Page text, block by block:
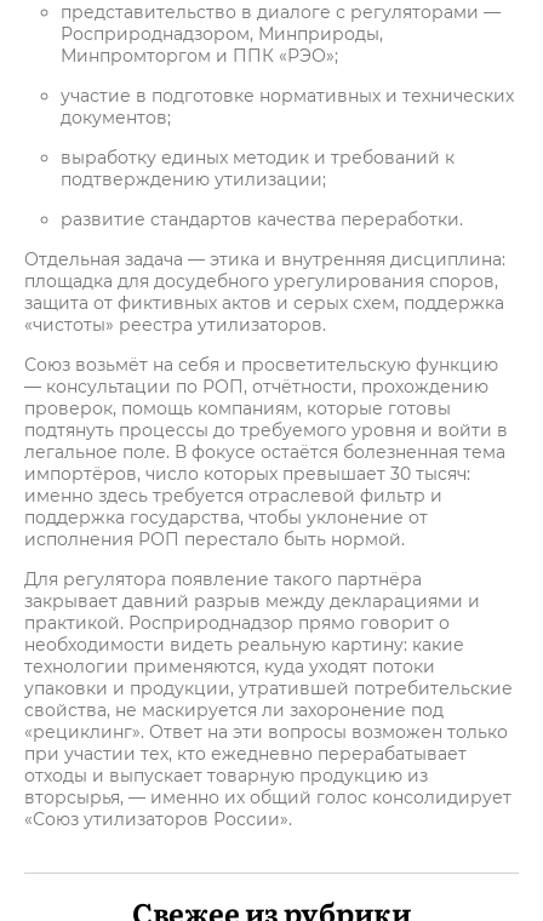
представительство в диалоге с регуляторами —
Росприроднадзором, Минприроды,
Минпромторгом и ППК «РЭО»;
участие в подготовке нормативных и технических
документов;
выработку единых методик и требований к
подтверждению утилизации;
развитие стандартов качества переработки.
Отдельная задача — этика и внутренняя дисциплина:
площадка для досудебного урегулирования споров,
защита от фиктивных актов и серых схем, поддержка
«чистоты» реестра утилизаторов.
Союз возьмёт на себя и просветительскую функцию
— консультации по РОП, отчётности, прохождению
проверок, помощь компаниям, которые готовы
подтянуть процессы до требуемого уровня и войти в
легальное поле. В фокусе остаётся болезненная тема
импортёров, число которых превышает 30 тысяч:
именно здесь требуется отраслевой фильтр и
поддержка государства, чтобы уклонение от
исполнения РОП перестало быть нормой.
Для регулятора появление такого партнёра
закрывает давний разрыв между декларациями и
практикой. Росприроднадзор прямо говорит о
необходимости видеть реальную картину: какие
технологии применяются, куда уходят потоки
упаковки и продукции, утратившей потребительские
свойства, не маскируется ли захоронение под
«рециклинг». Ответ на эти вопросы возможен только
при участии тех, кто ежедневно перерабатывает
отходы и выпускает товарную продукцию из
вторсырья, — именно их общий голос консолидирует
«Союз утилизаторов России».
Свежее из рубрики